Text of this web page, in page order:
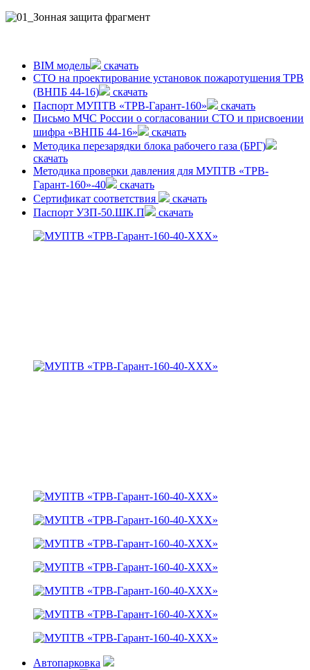
BIM модель
скачать
СТО на проектирование установок пожаротушения ТРВ
(ВНПБ 44-16)
скачать
Паспорт МУПТВ «ТРВ-Гарант-160»
скачать
Письмо МЧС России о согласовании СТО и присвоении
шифра «ВНПБ 44-16»
скачать
Методика перезарядки блока рабочего газа (БРГ)
скачать
Методика проверки давления для МУПТВ «ТРВ-
Гарант-160»-40
скачать
Сертификат соответствия
скачать
Паспорт УЗП-50.ШК.П
скачать
Автопарковка